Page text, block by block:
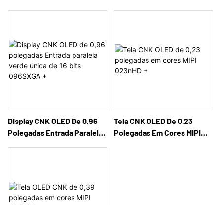
1）Visualização completa IPS
3) Temperatura ultra-ampla
Display CNK OLED De 0,96
Polegadas Entrada Paralela
Tela CNK OLED De 0,23
Polegadas Em Cores MIPI